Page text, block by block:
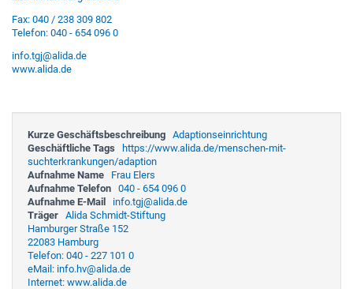
Fax: 040 / 238 309 802
Telefon: 040 - 654 096 0
info.tgj@alida.de
www.alida.de
Kurze Geschäftsbeschreibung Adaptionseinrichtung
Geschäftliche Tags
https://www.alida.de/menschen-mit-
suchterkrankungen/adaption
Aufnahme Name
Frau Elers
Aufnahme Telefon 040 - 654 096 0
Aufnahme E-Mail
info.tgj@alida.de
Träger Alida Schmidt-Stiftung
Hamburger Straße 152
22083 Hamburg
Telefon: 040 - 227 101 0
eMail: info.hv@alida.de
Internet: www.alida.de